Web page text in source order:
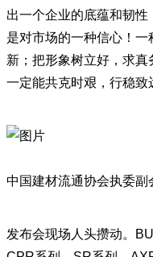
出一个企业的底蕴和韧
是对市场的一种信心！一
新；把形象树立好，求
一定能共克时艰，行稳致
中国建材流通协会执委副
发布会现场人头攒动。